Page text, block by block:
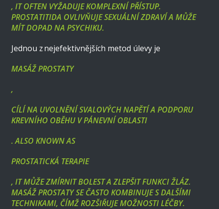
, IT OFTEN VYŽADUJE KOMPLEXNÍ PŘÍSTUP.
PROSTATITIDA OVLIVŇUJE SEXUÁLNÍ ZDRAVÍ A MŮŽE
MÍT DOPAD NA PSYCHIKU.
Jednou z nejefektivnějších metod úlevy je
MASÁŽ PROSTATY
,
CÍLÍ NA UVOLNĚNÍ SVALOVÝCH NAPĚTÍ A PODPORU
KREVNÍHO OBĚHU V PÁNEVNÍ OBLASTI
. ALSO KNOWN AS
PROSTATICKÁ TERAPIE
, IT MŮŽE ZMÍRNIT BOLEST A ZLEPŠIT FUNKCI ŽLÁZ.
MASÁŽ PROSTATY SE ČASTO KOMBINUJE S DALŠÍMI
TECHNIKAMI, ČÍMŽ ROZŠIŘUJE MOŽNOSTI LÉČBY.